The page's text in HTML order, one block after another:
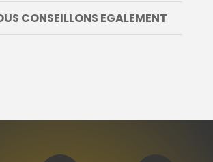
CONSEILLONS EGALEMENT